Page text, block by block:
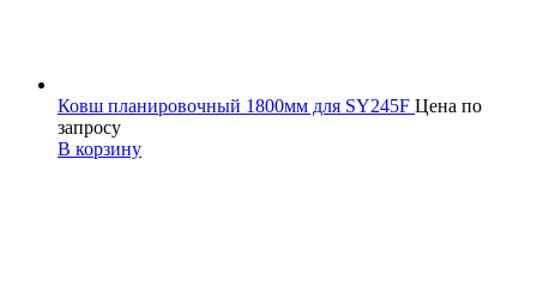
Ковш планировочный 1800мм для SY245F Цена по
запросу
В корзину